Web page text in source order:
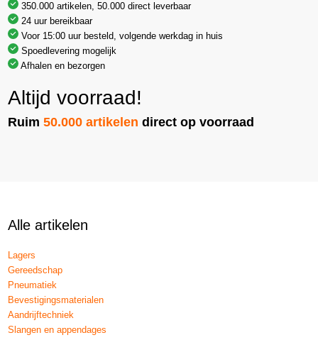
350.000 artikelen, 50.000 direct leverbaar
24 uur bereikbaar
Voor 15:00 uur besteld, volgende werkdag in huis
Spoedlevering mogelijk
Afhalen en bezorgen
Altijd voorraad!
Ruim50.000 artikelen direct op voorraad
Alle artikelen
Lagers
Gereedschap
Pneumatiek
Bevestigingsmaterialen
Aandrijftechniek
Slangen en appendages